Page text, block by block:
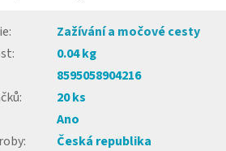
:
Zažívání a močové cesty
:
0.04 kg
8595058904216
:
20 ks
Ano
: Česká republika